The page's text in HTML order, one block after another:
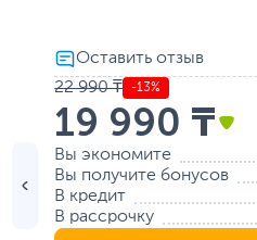
22 990 ₸ -13%
19 990 ₸
Вы экономите
Вы получите бонусов
В кредит
В рассрочку